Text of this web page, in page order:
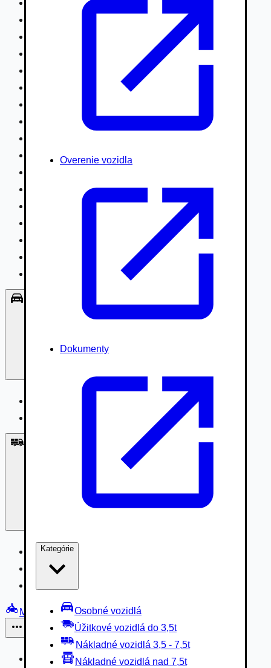
Overenie vozidla
Dokumenty
Kategórie
Osobné vozidlá
Úžitkové vozidlá do 3,5t
Nákladné vozidlá 3,5 - 7,5t
Nákladné vozidlá nad 7,5t
Nákladné vozidlá nad 7,5t
Vodné/Snežné skútre, štvorkolky
Poľnohospodárske vozidlá / stroje
Hydraulické ruky autožeriavy
Špeciály/nosiče kontajnerov
Návesy/prívesy nadstavby
Lode/člny, lietadlá/vznášadlá
Príslušenstvo, Oblečenie
Nákladné vozidlá 3,5 - 7,5t
Nákladné vozidlá nad 7,5t
Motocykle
Náhradné diely